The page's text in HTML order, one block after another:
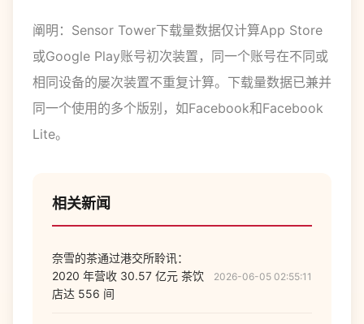
阐明：Sensor Tower下载量数据仅计算App Store
或Google Play账号初次装置，同一个账号在不同或
相同设备的屡次装置不重复计算。下载量数据已兼并
同一个使用的多个版别，如Facebook和Facebook
Lite。
相关新闻
奈雪的茶通过港交所聆讯：
2020 年营收 30.57 亿元 茶饮
店达 556 间
2026-06-05 02:55:11